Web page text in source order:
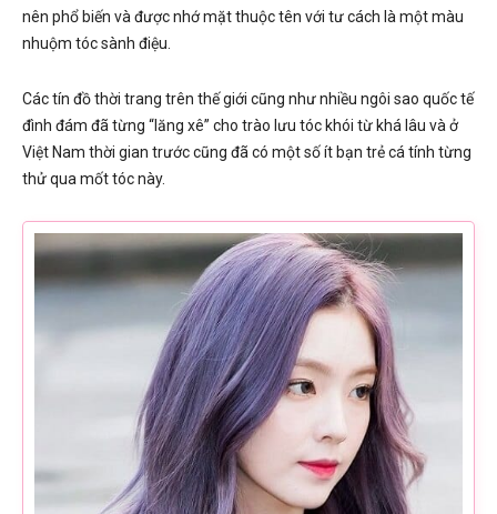
nên phổ biến và được nhớ mặt thuộc tên với tư cách là một màu
nhuộm tóc sành điệu.
Các tín đồ thời trang trên thế giới cũng như nhiều ngôi sao quốc tế
đình đám đã từng “lăng xê” cho trào lưu tóc khói từ khá lâu và ở
Việt Nam thời gian trước cũng đã có một số ít bạn trẻ cá tính từng
thử qua mốt tóc này.